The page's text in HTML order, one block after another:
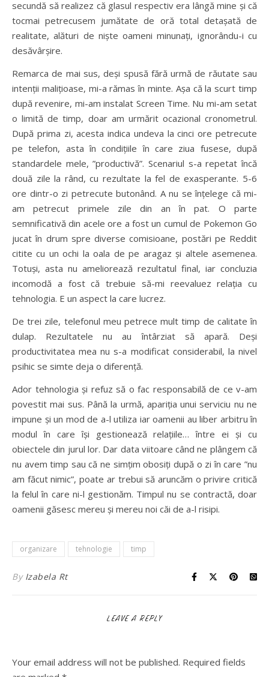
secundă să realizez că glasul respectiv era lângă mine și că
tocmai petrecusem jumătate de oră total detașată de
realitate, alături de niște oameni minunați, ignorându-i cu
desăvârșire.
Remarca de mai sus, deși spusă fără urmă de răutate sau
intenții malițioase, mi-a rămas în minte. Așa că la scurt timp
după revenire, mi-am instalat Screen Time. Nu mi-am setat
o limită de timp, doar am urmărit ocazional cronometrul.
După prima zi, acesta indica undeva la cinci ore petrecute
pe telefon, asta în condițiile în care ziua fusese, după
standardele mele, ”productivă”. Scenariul s-a repetat încă
două zile la rând, cu rezultate la fel de exasperante. 5-6
ore dintr-o zi petrecute butonând. A nu se înțelege că mi-
am petrecut primele zile din an în pat. O parte
semnificativă din acele ore a fost un cumul de Pokemon Go
jucat în drum spre diverse comisioane, postări pe Reddit
citite cu un ochi la oala de pe aragaz și altele asemenea.
Totuși, asta nu ameliorează rezultatul final, iar concluzia
incomodă a fost că trebuie să-mi reevaluez relația cu
tehnologia. E un aspect la care lucrez.
De trei zile, telefonul meu petrece mult timp de calitate în
dulap. Rezultatele nu au întârziat să apară. Deși
productivitatea mea nu s-a modificat considerabil, la nivel
psihic se simte deja o diferență.
Ador tehnologia și refuz să o fac responsabilă de ce v-am
povestit mai sus. Până la urmă, apariția unui serviciu nu ne
impune și un mod de a-l utiliza iar oamenii au liber arbitru în
modul în care își gestionează relațiile… între ei și cu
obiectele din jurul lor. Dar data viitoare când ne plângem că
nu avem timp sau că ne simțim obosiți după o zi în care ”nu
am făcut nimic”, poate ar trebui să aruncăm o privire critică
la felul în care ni-l gestionăm. Timpul nu se contractă, doar
oamenii găsesc mereu și mereu noi căi de a-l risipi.
organizare tehnologie timp
By Izabela Rt
LEAVE A REPLY
Your email address will not be published. Required fields